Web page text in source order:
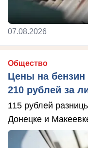
07.08.2026
Общество
Цены на
210 рублей за
115 рублей
Донецке и